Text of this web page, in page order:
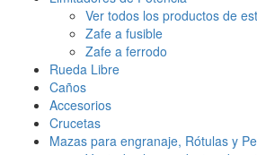
Ver todos los productos de
Zafe a fusible
Zafe a ferrodo
Rueda Libre
Caños
Accesorios
Crucetas
Mazas para engranaje, Rótulas y